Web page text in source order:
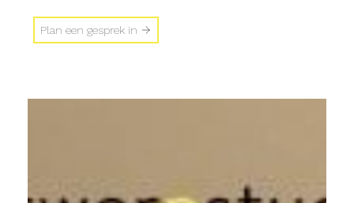
Plan een gesprek in